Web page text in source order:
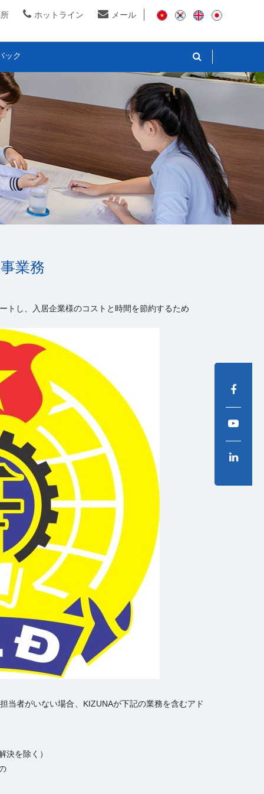
ホットライン メール
ック
業務
トし、入居企業様のコストと時間を節約するため
当者がいない場合、KIZUNAが下記の業務を含むアド
決を除く）